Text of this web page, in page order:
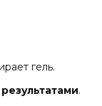
гель.
.